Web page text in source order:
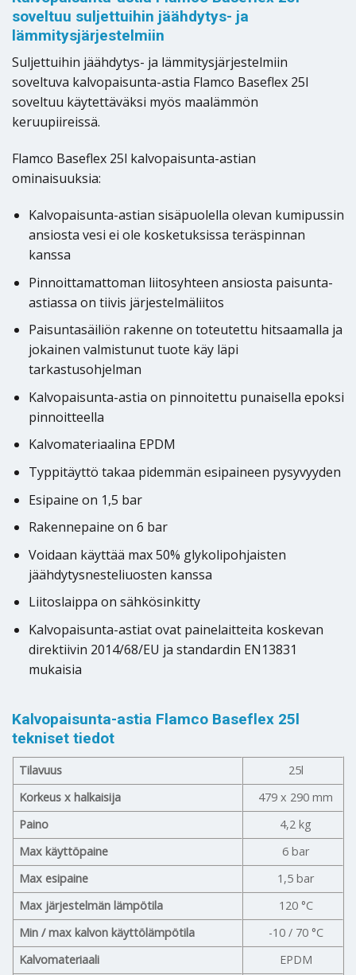
soveltuu suljettuihin jäähdytys- ja
lämmitysjärjestelmiin
Suljettuihin jäähdytys- ja lämmitysjärjestelmiin
soveltuva kalvopaisunta-astia Flamco Baseflex 25l
soveltuu käytettäväksi myös maalämmön
keruupiireissä.
Flamco Baseflex 25l kalvopaisunta-astian
ominaisuuksia:
Kalvopaisunta-astian sisäpuolella olevan kumipussin
ansiosta vesi ei ole kosketuksissa teräspinnan
kanssa
Pinnoittamattoman liitosyhteen ansiosta paisunta-
astiassa on tiivis järjestelmäliitos
Paisuntasäiliön rakenne on toteutettu hitsaamalla ja
jokainen valmistunut tuote käy läpi
tarkastusohjelman
Kalvopaisunta-astia on pinnoitettu punaisella epoksi
pinnoitteella
Kalvomateriaalina EPDM
Typpitäyttö takaa pidemmän esipaineen pysyvyyden
Esipaine on 1,5 bar
Rakennepaine on 6 bar
Voidaan käyttää max 50% glykolipohjaisten
jäähdytysnesteliuosten kanssa
Liitoslaippa on sähkösinkitty
Kalvopaisunta-astiat ovat painelaitteita koskevan
direktiivin 2014/68/EU ja standardin EN13831
mukaisia
Kalvopaisunta-astia Flamco Baseflex 25l
tekniset tiedot
Tilavuus
25l
Korkeus x halkaisija
479 x 290 mm
Paino
4,2 kg
Max käyttöpaine
6 bar
Max esipaine
1,5 bar
Max järjestelmän lämpötila
120 °C
Min / max kalvon käyttölämpötila
-10 / 70 °C
Kalvomateriaali
EPDM